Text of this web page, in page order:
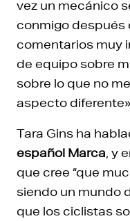
vez un mecánico
conmigo después
comentarios muy
de equipo sobre
sobre lo que no
aspecto
Tara Gins ha
español Marca , y
que cree “que
siendo un mundo
que los ciclistas